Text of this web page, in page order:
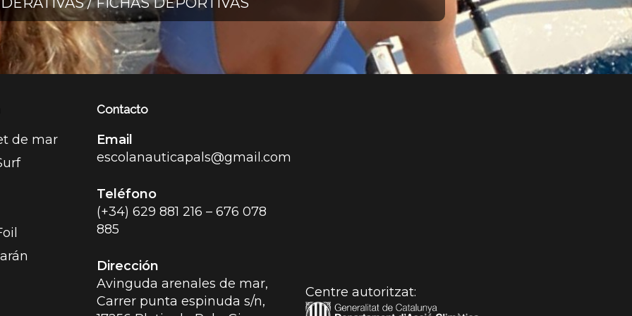
o alquiler es a las 18:00 horas pm.
los días de la semana desde mediados de Junio hasta
76
de mar
Contacto
Email
escolanauticapals@gmail.com
Teléfono
(+34) 629 881 216 – 676 078
885
Dirección
Avinguda arenales de mar,
Carrer punta espinuda s/n,
Centre autoritzat: